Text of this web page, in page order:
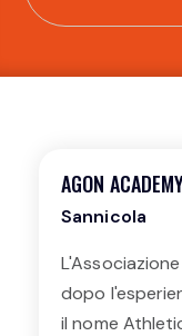
AGON
Sannicola
dopo
il nome